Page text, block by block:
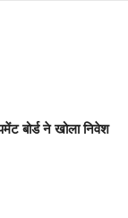
बोर्ड ने खोला निवेश